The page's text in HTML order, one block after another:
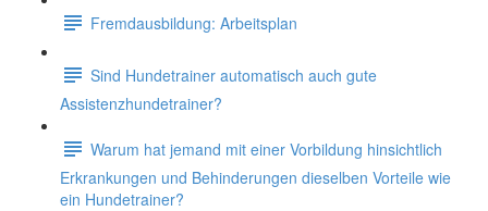
Fremdausbildung: Arbeitsplan
Sind Hundetrainer automatisch auch gute
Assistenzhundetrainer?
Warum hat jemand mit einer Vorbildung hinsichtlich
Erkrankungen und Behinderungen dieselben Vorteile wie
ein Hundetrainer?